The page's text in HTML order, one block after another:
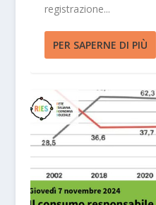
registrazione...
PER SAPERNE DI PIÙ